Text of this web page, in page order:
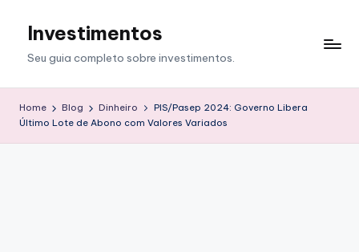
Investimentos
Seu guia completo sobre investimentos.
Home Blog Dinheiro
PIS/Pasep 2024: Governo Libera
Último Lote de Abono com Valores Variados